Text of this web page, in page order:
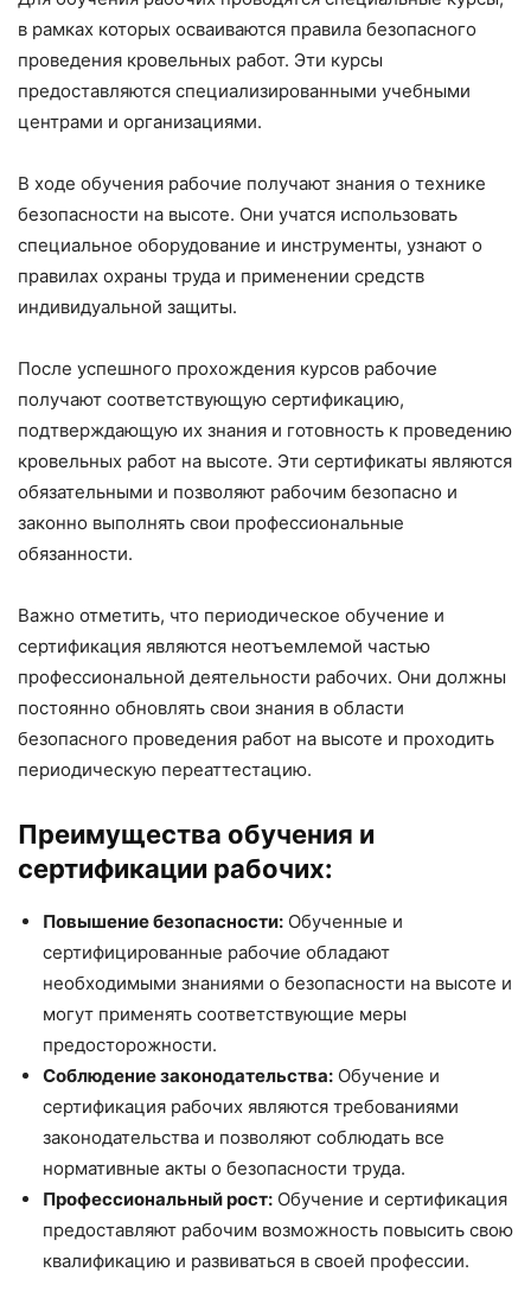
в рамках которых осваиваются правила безопасного
проведения кровельных работ. Эти курсы
предоставляются специализированными учебными
центрами и организациями.
В ходе обучения рабочие получают знания о технике
безопасности на высоте. Они учатся использовать
специальное оборудование и инструменты, узнают о
правилах охраны труда и применении средств
индивидуальной защиты.
После успешного прохождения курсов рабочие
получают соответствующую сертификацию,
подтверждающую их знания и готовность к проведению
кровельных работ на высоте. Эти сертификаты являются
обязательными и позволяют рабочим безопасно и
законно выполнять свои профессиональные
обязанности.
Важно отметить, что периодическое обучение и
сертификация являются неотъемлемой частью
профессиональной деятельности рабочих. Они должны
постоянно обновлять свои знания в области
безопасного проведения работ на высоте и проходить
периодическую переаттестацию.
Преимущества обучения и
сертификации рабочих:
Повышение безопасности: Обученные и
сертифицированные рабочие обладают
необходимыми знаниями о безопасности на высоте и
могут применять соответствующие меры
предосторожности.
Соблюдение законодательства: Обучение и
сертификация рабочих являются требованиями
законодательства и позволяют соблюдать все
нормативные акты о безопасности труда.
Профессиональный рост: Обучение и сертификация
предоставляют рабочим возможность повысить свою
квалификацию и развиваться в своей профессии.